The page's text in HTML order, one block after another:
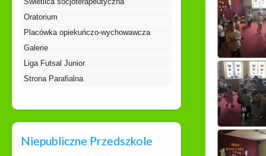
Oratorium
Placówka opiekuńczo-wychowawcza
Galerie
Liga Futsal Junior
Strona Parafialna
Niepubliczne Przedszkole